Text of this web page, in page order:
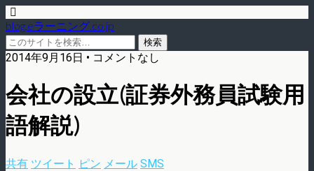
blog.eラーニング.co.jp
2014年9月16日 • コメントなし
会社の設立(証券外務員試験用
語解説)
共有 ツイート ピン メール SMS